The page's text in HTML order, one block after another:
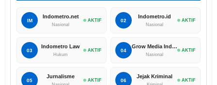
IM
Indometro.net
Nasional
AKTIF 02
Indometro.id
Nasional
AKTIF
03
Indometro Law
Hukum
AKTIF 04
Grow Media Indonesia
Nasional
AKTIF
05
Jurnalisme
AKTIF 06
Jejak Kriminal
AKTIF